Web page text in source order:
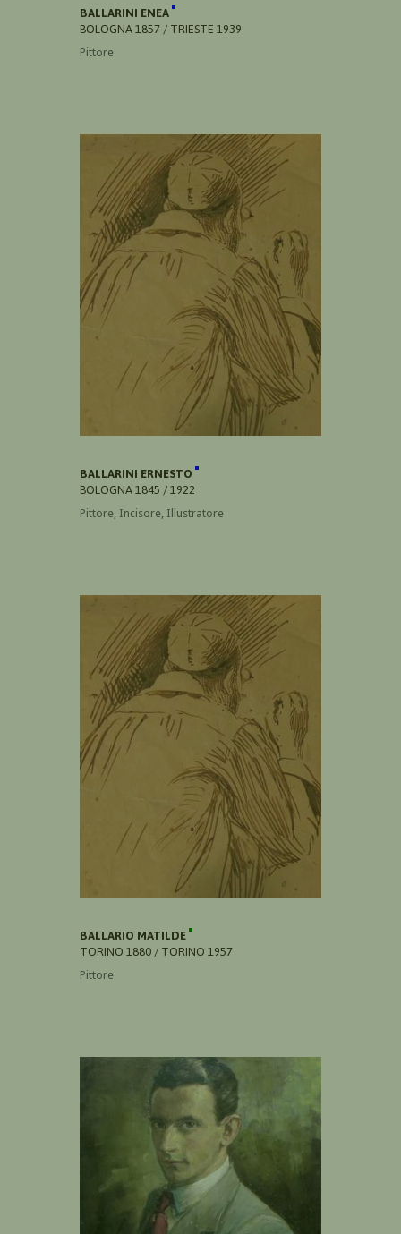
BALLARINI ENEA
BOLOGNA 1857 / TRIESTE 1939
Pittore
BALLARINI ERNESTO
BOLOGNA 1845 / 1922
Pittore, Incisore, Illustratore
BALLARIO MATILDE
TORINO 1880 / TORINO 1957
Pittore